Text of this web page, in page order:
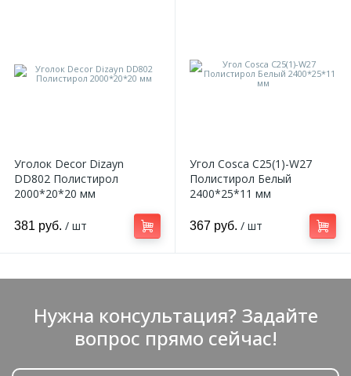
Уголок Decor Dizayn
DD802 Полистирол
2000*20*20 мм
381 руб. / шт
Угол Cosca C25(1)-W27
Полистирол Белый
2400*25*11 мм
367 руб. / шт
Нужна консультация? Задайте
вопрос прямо сейчас!